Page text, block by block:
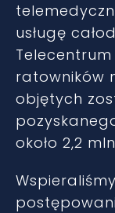
usługę
ratowników
objętych
około 2,2